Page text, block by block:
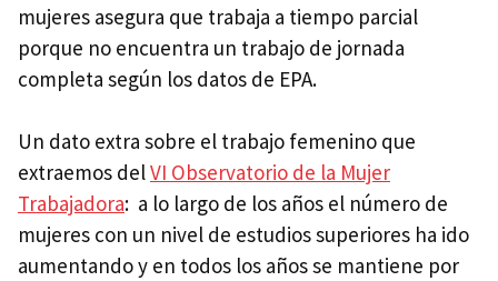
mujeres asegura que trabaja a tiempo parcial
porque no encuentra un trabajo de jornada
completa según los datos de EPA.
Un dato extra sobre el trabajo femenino que
extraemos delVI Observatorio de la Mujer
Trabajadora: a lo largo de los años el número de
mujeres con un nivel de estudios superiores ha ido
aumentando y en todos los años se mantiene por